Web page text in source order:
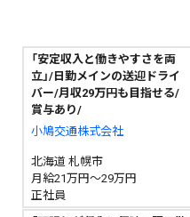
「安定収入と働きやすさを両
立」/日勤メインの送迎ドライ
バー/月収29万円も目指せる/
賞与あり/
小鳩交通株式会社
北海道 札幌市
月給21万円～29万円
正社員